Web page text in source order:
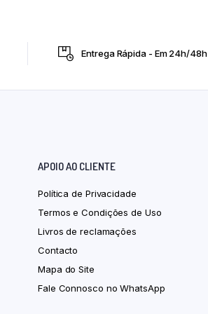
Entrega Rápida - Em 24h/48h
APOIO AO CLIENTE
Política de Privacidade
Termos e Condições de Uso
Livros de reclamações
Contacto
Mapa do Site
Fale Connosco no WhatsApp